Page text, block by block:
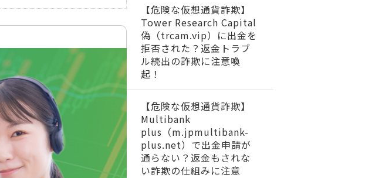
【危険な仮想通貨詐欺】
Tower Research Capital
偽（trcam.vip）に出金を
拒否された？返金トラブ
ル続出の詐欺に注意喚
起！
【危険な仮想通貨詐欺】
Multibank
plus（m.jpmultibank-
plus.net）で出金申請が
通らない？返金もされな
い詐欺の仕組みに注意